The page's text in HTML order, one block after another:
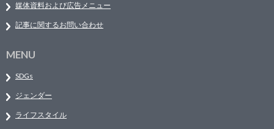
媒体資料および広告メニュー
記事に関するお問い合わせ
MENU
SDGs
ジェンダー
ライフスタイル